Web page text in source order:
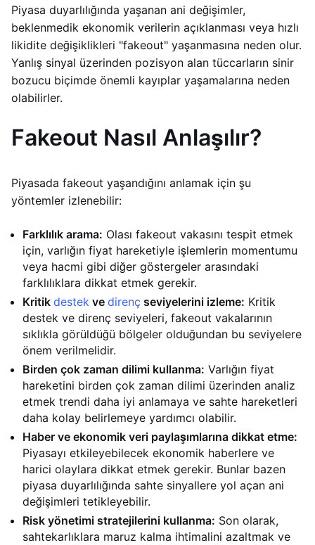
Piyasa duyarlılığında yaşanan ani değişimler,
beklenmedik ekonomik verilerin açıklanması veya hızlı
likidite değişiklikleri "fakeout" yaşanmasına neden olur.
Yanlış sinyal üzerinden pozisyon alan tüccarların sinir
bozucu biçimde önemli kayıplar yaşamalarına neden
olabilirler.
Fakeout Nasıl Anlaşılır?
Piyasada fakeout yaşandığını anlamak için şu
yöntemler izlenebilir:
Farklılık arama: Olası fakeout vakasını tespit etmek
için, varlığın fiyat hareketiyle işlemlerin momentumu
veya hacmi gibi diğer göstergeler arasındaki
farklılıklara dikkat etmek gerekir.
Kritik destek ve direnç seviyelerini izleme: Kritik
destek ve direnç seviyeleri, fakeout vakalarının
sıklıkla görüldüğü bölgeler olduğundan bu seviyelere
önem verilmelidir.
Birden çok zaman dilimi kullanma: Varlığın fiyat
hareketini birden çok zaman dilimi üzerinden analiz
etmek trendi daha iyi anlamaya ve sahte hareketleri
daha kolay belirlemeye yardımcı olabilir.
Haber ve ekonomik veri paylaşımlarına dikkat etme:
Piyasayı etkileyebilecek ekonomik haberlere ve
harici olaylara dikkat etmek gerekir. Bunlar bazen
piyasa duyarlılığında sahte sinyallere yol açan ani
değişimleri tetikleyebilir.
Risk yönetimi stratejilerini kullanma: Son olarak,
sahtekarlıklara maruz kalma ihtimalini azaltmak ve